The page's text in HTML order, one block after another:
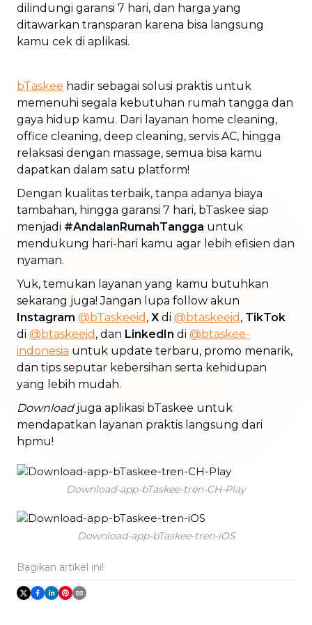
dilindungi garansi 7 hari, dan harga yang
ditawarkan transparan karena bisa langsung
kamu cek di aplikasi.
bTaskee hadir sebagai solusi praktis untuk
memenuhi segala kebutuhan rumah tangga dan
gaya hidup kamu. Dari layanan home cleaning,
office cleaning, deep cleaning, servis AC, hingga
relaksasi dengan massage, semua bisa kamu
dapatkan dalam satu platform!
Dengan kualitas terbaik, tanpa adanya biaya
tambahan, hingga garansi 7 hari, bTaskee siap
menjadi #AndalanRumahTangga untuk
mendukung hari-hari kamu agar lebih efisien dan
nyaman.
Yuk, temukan layanan yang kamu butuhkan
sekarang juga! Jangan lupa follow akun
Instagram @bTaskeeid , X di @btaskeeid , TikTok
di @btaskeeid , dan LinkedIn di @btaskee-
indonesia untuk update terbaru, promo menarik,
dan tips seputar kebersihan serta kehidupan
yang lebih mudah.
Downloadjuga aplikasi bTaskee untuk
mendapatkan layanan praktis langsung dari
hpmu!
Download-app-bTaskee-tren-CH-Play
Download-app-bTaskee-tren-iOS
Bagikan artikel ini!